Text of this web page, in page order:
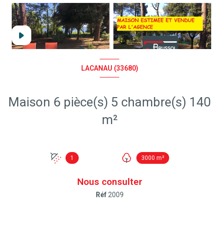
LACANAU (33680)
Maison 6 pièce(s) 5 chambre(s) 140
m²
1 3000 m²
Nous consulter
Réf 2009